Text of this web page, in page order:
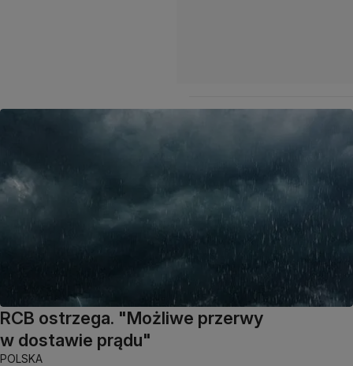
RCB ostrzega. "Możliwe przerwy
w dostawie prądu"
POLSKA